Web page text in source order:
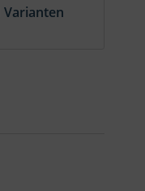
Varianten